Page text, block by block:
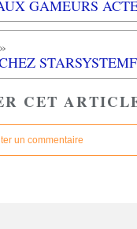
CET
un commentaire